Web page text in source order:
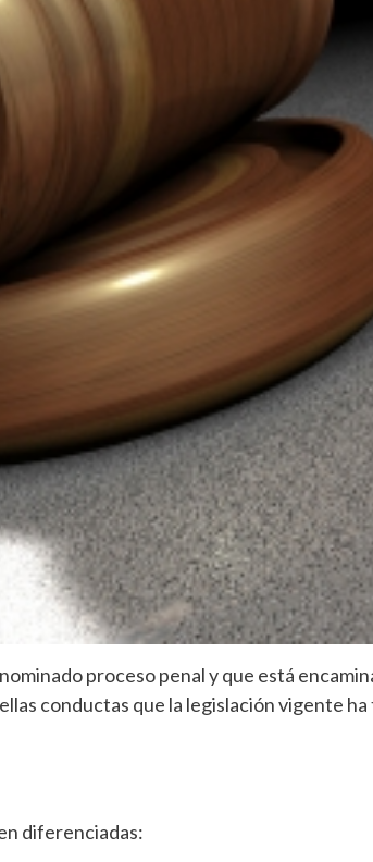
proceso penal y que está
conductas que la legislación vigente
diferenciadas: